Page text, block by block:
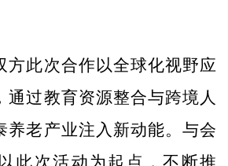
此次合作以全球化视野应
通过教育资源整合与跨境人
养老产业注入新动能。与会
此次活动为起点，不断推